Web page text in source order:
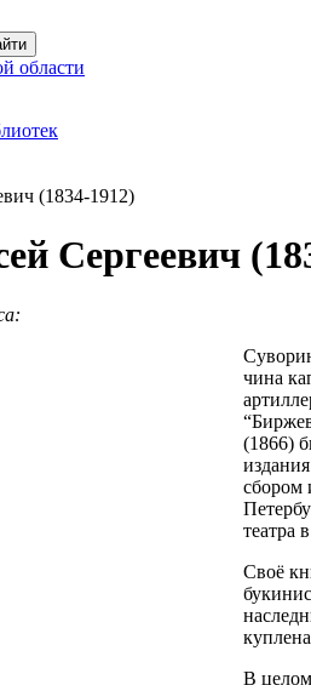
области
(1834-1912)
Сергеевич
чина
(1866)
сбором
театра
Своё
В